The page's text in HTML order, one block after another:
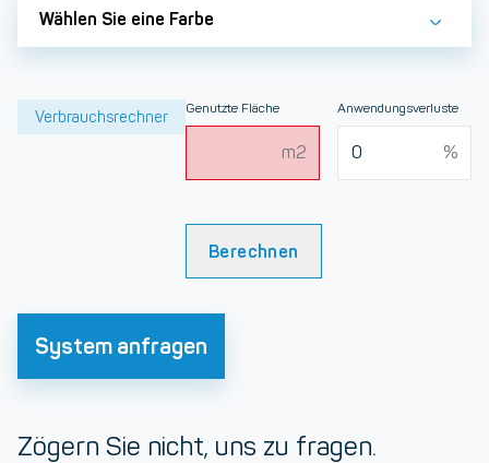
Wählen Sie eine Farbe
Verbrauchsrechner Genutzte Fläche Anwendungsverluste
Berechnen
System anfragen
Zögern Sie nicht, uns zu fragen.